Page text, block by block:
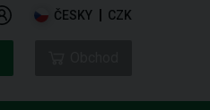
ČESKY CZK